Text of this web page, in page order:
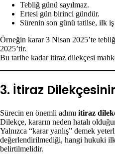
Tebliğ günü sayılmaz.
Ertesi gün birinci gündür.
Sürenin son günü tatilse, ilk iş
Örneğin karar 3 Nisan 2025’te
2025’tir.
Bu tarihe kadar itiraz dilekçesi
3. İtiraz
Sürecin en önemli adımı itiraz
Dilekçe, kararın neden hatalı
Yalnızca “karar yanlış” demek
değerlendirilmediği, hangi hukuki
belirtilmelidir.